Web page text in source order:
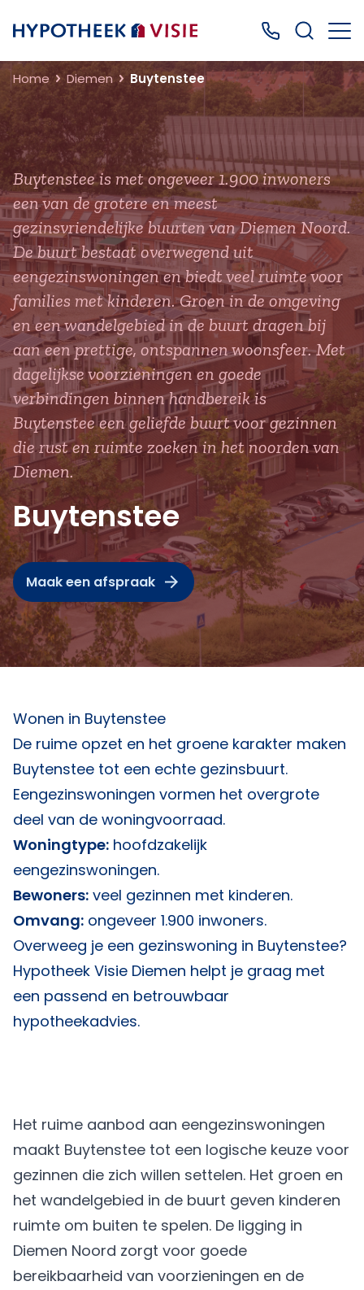
Terug naar home Bel ons: 0499
Home Diemen Buytenstee
Buytenstee is met ongeveer 1.900 inwoners
een van de grotere en meest
gezinsvriendelijke buurten van Diemen Noord.
De buurt bestaat overwegend uit
eengezinswoningen en biedt veel ruimte voor
families met kinderen. Groen in de omgeving
en een wandelgebied in de buurt dragen bij
aan een prettige, ontspannen woonsfeer. Met
dagelijkse voorzieningen en goede
verbindingen binnen handbereik is
Buytenstee een geliefde buurt voor gezinnen
die rust en ruimte zoeken in het noorden van
Diemen.
Buytenstee
Maak een afspraak
Wonen in Buytenstee
De ruime opzet en het groene karakter maken
Buytenstee tot een echte gezinsbuurt.
Eengezinswoningen vormen het overgrote
deel van de woningvoorraad.
Woningtype: hoofdzakelijk
eengezinswoningen.
Bewoners: veel gezinnen met kinderen.
Omvang: ongeveer 1.900 inwoners.
Overweeg je een gezinswoning in Buytenstee?
Hypotheek Visie Diemen helpt je graag met
een passend en betrouwbaar
hypotheekadvies.
Het ruime aanbod aan eengezinswoningen
maakt Buytenstee tot een logische keuze voor
gezinnen die zich willen settelen. Het groen en
het wandelgebied in de buurt geven kinderen
ruimte om buiten te spelen. De ligging in
Diemen Noord zorgt voor goede
bereikbaarheid van voorzieningen en de